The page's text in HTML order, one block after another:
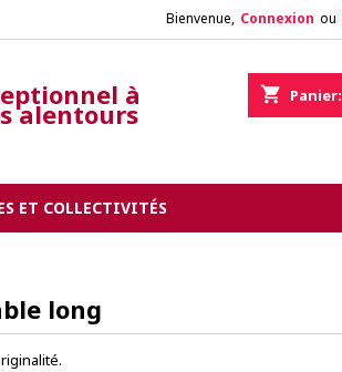
Bienvenue, Connexion ou
shopping_cart Panier:
à
alentours
ET COLLECTIVITÉS
long